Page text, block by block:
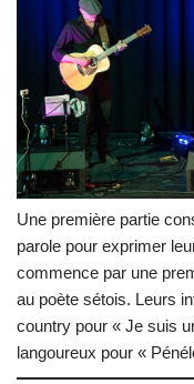
Une première partie
parole pour exprimer
commence par une
au poète sétois. Leurs
country pour « Je suis
langoureux pour «